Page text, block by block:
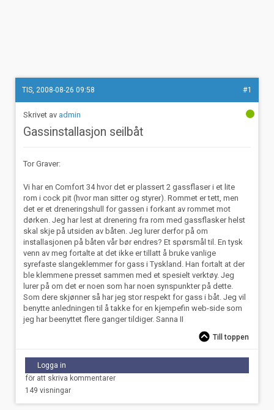
TIS, 2008-08-26 09:58 #1
admin
Gassinstallasjon seilbåt
Tor Graver:
Vi har en Comfort 34 hvor det er plassert 2 gassflaser i et lite
rom i cock pit (hvor man sitter og styrer). Rommet er tett, men
det er et dreneringshull for gassen i forkant av rommet mot
dørken. Jeg har lest at drenering fra rom med gassflasker helst
skal skje på utsiden av båten. Jeg lurer derfor på om
installasjonen på båten vår bør endres? Et spørsmål til. En tysk
venn av meg fortalte at det ikke er tillatt å bruke vanlige
syrefaste slangeklemmer for gass i Tyskland. Han fortalt at der
ble klemmene presset sammen med et spesielt verktøy. Jeg
lurer på om det er noen som har noen synspunkter på dette.
Som dere skjønner så har jeg stor respekt for gass i båt. Jeg vil
benytte anledningen til å takke for en kjempefin web-side som
jeg har beenyttet flere ganger tildiger. Sanna II
Till toppen
Logga in
för att skriva kommentarer
149 visningar